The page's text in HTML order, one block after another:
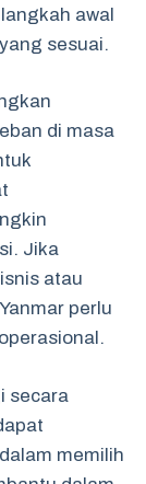
awal
sesuai.
di masa
Jika
atau
perlu
secara
memilih